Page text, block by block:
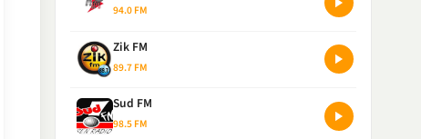
94.0 FM
Zik FM
89.7 FM
Sud FM
98.5 FM